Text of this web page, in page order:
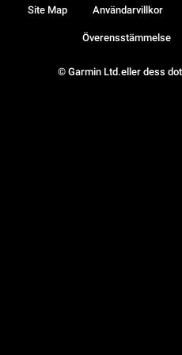
© Garmin Ltd.eller dess
Site Map Användarvillkor
Överensstämmelse